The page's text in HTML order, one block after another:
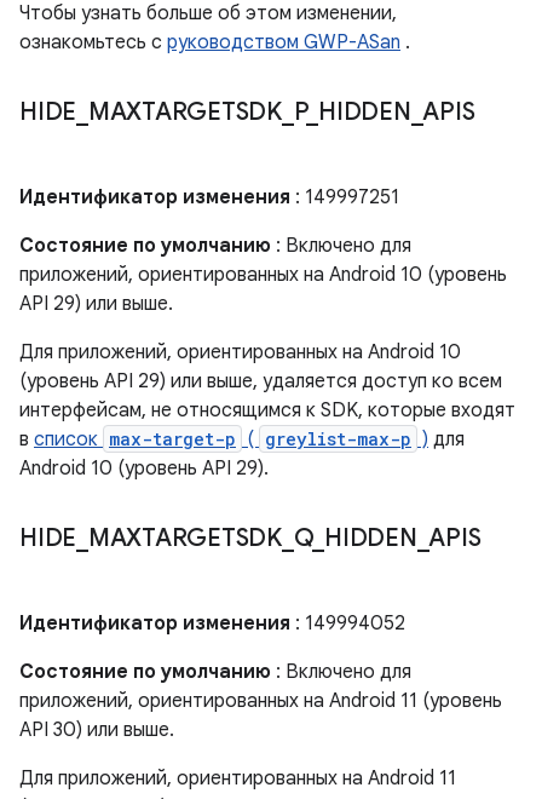
Чтобы узнать больше об этом изменении,
ознакомьтесь с руководством GWP-ASan .
HIDE MAXTARGETSDK_ P_ HIDDEN _APIS
Идентификатор изменения : 149997251
Состояние по умолчанию : Включено для
приложений, ориентированных на Android 10 (уровень
API 29) или выше.
Для приложений, ориентированных на Android 10
(уровень API 29) или выше, удаляется доступ ко всем
интерфейсам, не относящимся к SDK, которые входят
в список max-target-p ( greylist-max-p ) для
Android 10 (уровень API 29).
HIDE MAXTARGETSDK_ Q_ HIDDEN _APIS
Идентификатор изменения : 149994052
Состояние по умолчанию : Включено для
приложений, ориентированных на Android 11 (уровень
API 30) или выше.
Для приложений, ориентированных на Android 11